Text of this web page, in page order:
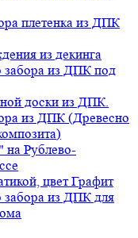
плетенка из ДПК
из декинга
забора из ДПК под
доски из ДПК.
из ДПК (Древесно
на Рублево-
цвет Графит
забора из ДПК для